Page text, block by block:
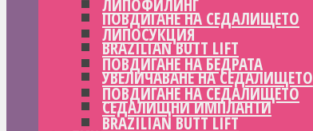
ПОВДИГАНЕ НА СЕДАЛИЩЕТО
BRAZILIAN BUTT LIFT
УВЕЛИЧАВАНЕ НА СЕДАЛИЩЕТО
СЕДАЛИЩНИ ИМПЛАНТИ
ЛИПОФИЛИНГ
ЛИПОСУКЦИЯ
ПОВДИГАНЕ НА БЕДРАТА
ПОВДИГАНЕ НА СЕДАЛИЩЕТО
BRAZILIAN BUTT LIFT